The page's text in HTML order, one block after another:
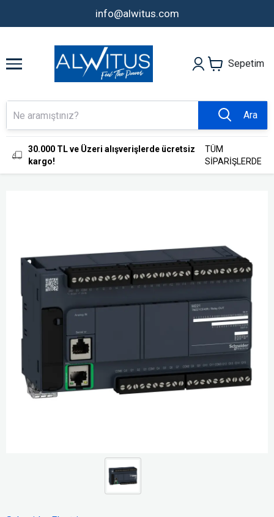
info@alwitus.com
Sepetim
Ara
30.000 TL ve Üzeri alışverişlerde ücretsiz
kargo!
TÜM
SİPARİŞLERDE